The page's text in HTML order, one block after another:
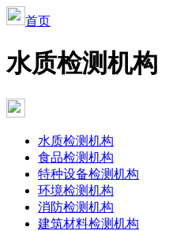
首页
水质检测机构
水质检测机构
食品检测机构
特种设备检测机构
环境检测机构
消防检测机构
建筑材料检测机构